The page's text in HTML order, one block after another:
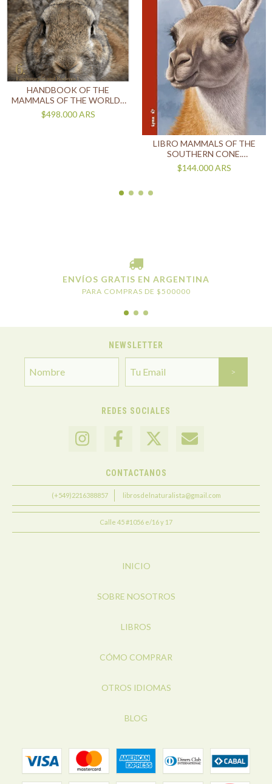
HANDBOOK OF THE
MAMMALS OF THE WORLD -
VOLUME 6
$498.000ARS
LIBRO MAMMALS OF THE
SOUTHERN CONE.
ARGENTINA, CHILE,
PARAGUAY, URUGUAY
$144.000ARS
ENVÍOS GRATIS EN ARGENTINA
PARA COMPRAS DE $500000
NEWSLETTER
REDES SOCIALES
CONTACTANOS
(+549)2216388857 librosdelnaturalista@gmail.com
Calle 45 #1056 e/16 y 17
INICIO
SOBRE NOSOTROS
LIBROS
CÓMO COMPRAR
OTROS IDIOMAS
BLOG